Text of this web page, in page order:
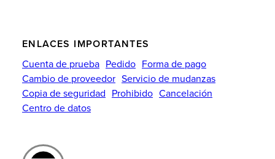
ENLACES IMPORTANTES
Cuenta de prueba Pedido Forma de pago
Cambio de proveedor Servicio de mudanzas
Copia de seguridad Prohibido Cancelación
Centro de datos